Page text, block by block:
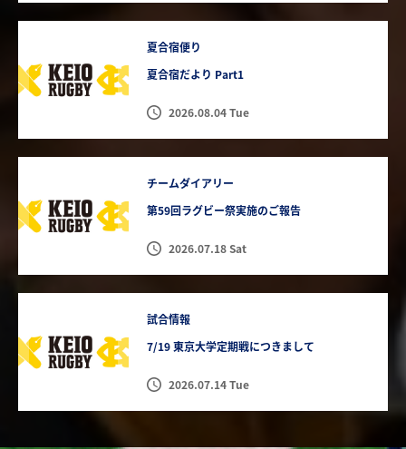
夏合宿便り
夏合宿だより Part1
2026.08.04 Tue
チームダイアリー
第59回ラグビー祭実施のご報告
2026.07.18 Sat
試合情報
7/19 東京大学定期戦につきまして
2026.07.14 Tue